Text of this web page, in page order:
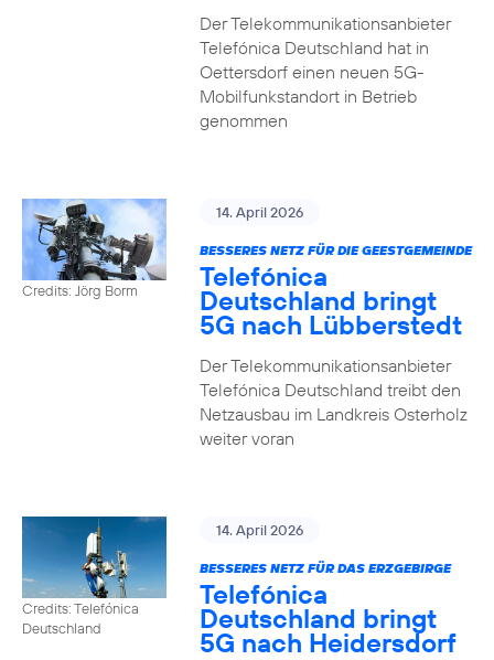
Der Telekommunikationsanbieter
Telefónica Deutschland hat in
Oettersdorf einen neuen 5G-
Mobilfunkstandort in Betrieb
genommen
Credits: Jörg Borm
14. April 2026
BESSERES NETZ FÜR DIE GEESTGEMEINDE
Telefónica
Deutschland bringt
5G nach Lübberstedt
Der Telekommunikationsanbieter
Telefónica Deutschland treibt den
Netzausbau im Landkreis Osterholz
weiter voran
Credits: Telefónica
Deutschland
14. April 2026
BESSERES NETZ FÜR DAS ERZGEBIRGE
Telefónica
Deutschland bringt
5G nach Heidersdorf